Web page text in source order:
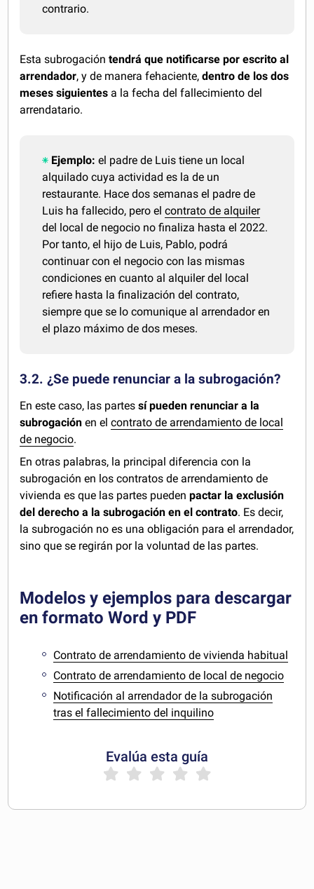
contrario.
Esta subrogacióntendrá que notificarse por escrito al
arrendador, y de manera fehaciente,dentro de los dos
meses siguientes a la fecha del fallecimiento del
arrendatario.
Ejemplo: el padre de Luis tiene un local
alquilado cuya actividad es la de un
restaurante. Hace dos semanas el padre de
Luis ha fallecido, pero elcontrato de alquiler
del local de negocio no finaliza hasta el 2022.
Por tanto, el hijo de Luis, Pablo, podrá
continuar con el negocio con las mismas
condiciones en cuanto al alquiler del local
refiere hasta la finalización del contrato,
siempre que se lo comunique al arrendador en
el plazo máximo de dos meses.
3.2. ¿Se puede renunciar a la subrogación?
En este caso, las partessí pueden renunciar a la
subrogación en elcontrato de arrendamiento de local
de negocio.
En otras palabras, la principal diferencia con la
subrogación en los contratos de arrendamiento de
vivienda es que las partes puedenpactar la exclusión
del derecho a la subrogación en el contrato. Es decir,
la subrogación no es una obligación para el arrendador,
sino que se regirán por la voluntad de las partes.
Modelos y ejemplos para descargar
en formato Word y PDF
Contrato de arrendamiento de vivienda habitual
Contrato de arrendamiento de local de negocio
Notificación al arrendador de la subrogación
tras el fallecimiento del inquilino
Evalúa esta guía